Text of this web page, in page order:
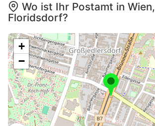
Wo ist Ihr Postamt in Wien,
Floridsdorf?
+
−